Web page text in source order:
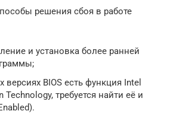
решения сбоя в работе
и установка более ранней
версиях BIOS есть функция Intel
Technology, требуется найти её и